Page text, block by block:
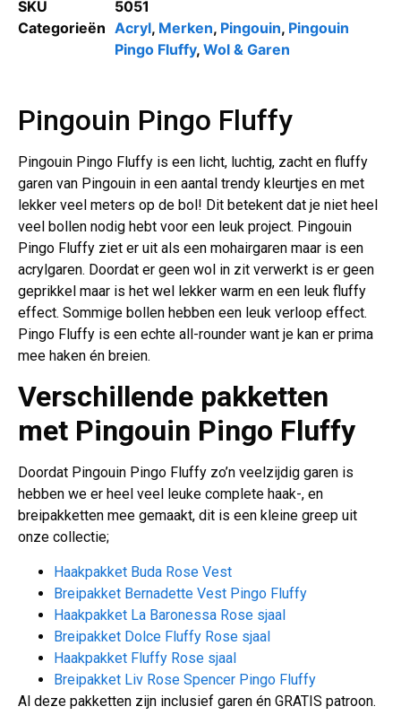
SKU
5051
Categorieën Acryl, Merken, Pingouin, Pingouin
Pingo Fluffy, Wol & Garen
Pingouin Pingo Fluffy
Pingouin Pingo Fluffy is een licht, luchtig, zacht en fluffy
garen van Pingouin in een aantal trendy kleurtjes en met
lekker veel meters op de bol! Dit betekent dat je niet heel
veel bollen nodig hebt voor een leuk project. Pingouin
Pingo Fluffy ziet er uit als een mohairgaren maar is een
acrylgaren. Doordat er geen wol in zit verwerkt is er geen
geprikkel maar is het wel lekker warm en een leuk fluffy
effect. Sommige bollen hebben een leuk verloop effect.
Pingo Fluffy is een echte all-rounder want je kan er prima
mee haken én breien.
Verschillende pakketten
met Pingouin Pingo Fluffy
Doordat Pingouin Pingo Fluffy zo’n veelzijdig garen is
hebben we er heel veel leuke complete haak-, en
breipakketten mee gemaakt, dit is een kleine greep uit
onze collectie;
Haakpakket Buda Rose Vest
Breipakket Bernadette Vest Pingo Fluffy
Haakpakket La Baronessa Rose sjaal
Breipakket Dolce Fluffy Rose sjaal
Haakpakket Fluffy Rose sjaal
Breipakket Liv Rose Spencer Pingo Fluffy
Al deze pakketten zijn inclusief garen én GRATIS patroon.